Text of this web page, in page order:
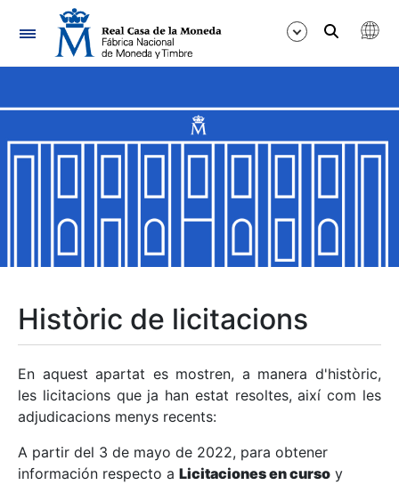
Navegació
Mostra/Amaga
Mostra/Amaga
Mostra/Amaga
Mostra/Amaga
Mostra/Amaga
Històric de licitacions
En aquest apartat es mostren, a manera d'històric,
les licitacions que ja han estat resoltes, així com les
adjudicacions menys recents:
A partir del 3 de mayo de 2022, para obtener
información respecto a Licitaciones en curso y